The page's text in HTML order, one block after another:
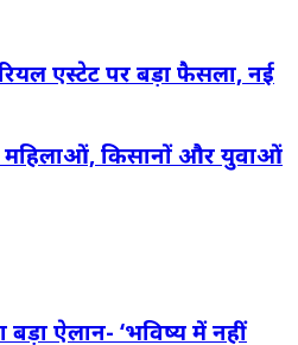
एस्टेट पर बड़ा फैसला, नई
किसानों और युवाओं
बड़ा ऐलान- ‘भविष्य में नहीं